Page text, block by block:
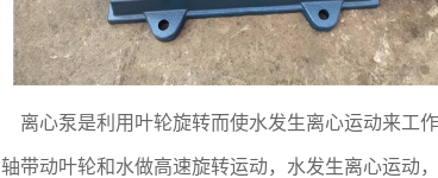
离心泵是利用叶轮旋转而使水发生离心运动来工
轴带动叶轮和水做高速旋转运动，水发生离心运动